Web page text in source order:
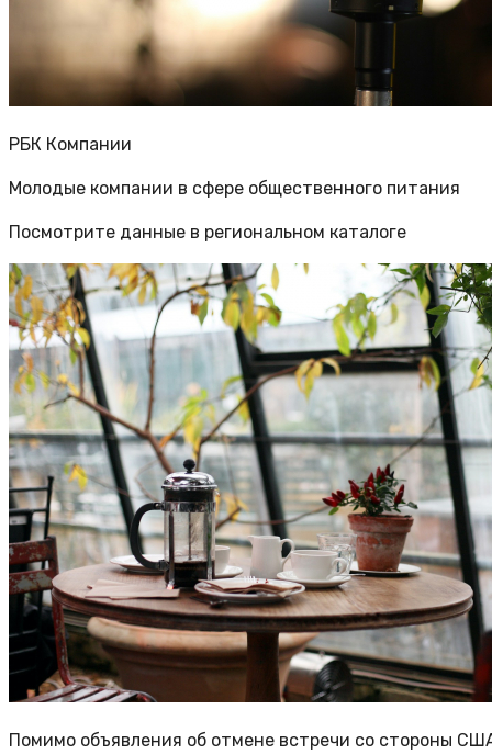
РБК Компании
Молодые компании в сфере общественного питания
Посмотрите данные в региональном каталоге
Помимо объявления об отмене встречи со стороны